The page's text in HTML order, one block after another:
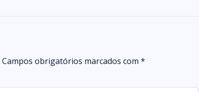
Campos obrigatórios marcados com *